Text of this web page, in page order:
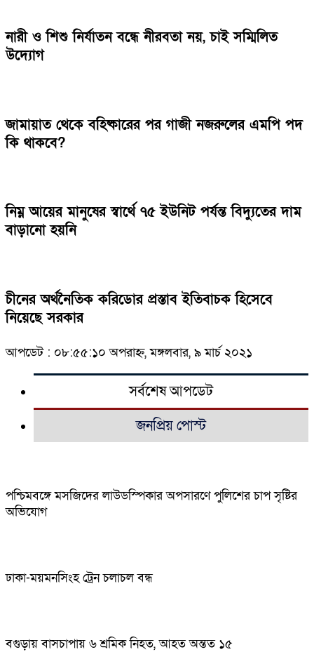
নারী ও শিশু নির্যাতন বন্ধে নীরবতা নয়, চাই সম্মিলিত
উদ্যোগ
জামায়াত থেকে বহিষ্কারের পর গাজী নজরুলের এমপি পদ
কি থাকবে?
নিম্ন আয়ের মানুষের স্বার্থে ৭৫ ইউনিট পর্যন্ত বিদ্যুতের দাম
বাড়ানো হয়নি
চীনের অর্থনৈতিক করিডোর প্রস্তাব ইতিবাচক হিসেবে
নিয়েছে সরকার
আপডেট : ০৮:৫৫:১০ অপরাহ্ন, মঙ্গলবার, ৯ মার্চ ২০২১
সর্বশেষ আপডেট
জনপ্রিয় পোস্ট
পশ্চিমবঙ্গে মসজিদের লাউডস্পিকার অপসারণে পুলিশের চাপ সৃষ্টির
অভিযোগ
ঢাকা-ময়মনসিংহ ট্রেন চলাচল বন্ধ
বগুড়ায় বাসচাপায় ৬ শ্রমিক নিহত, আহত অন্তত ১৫